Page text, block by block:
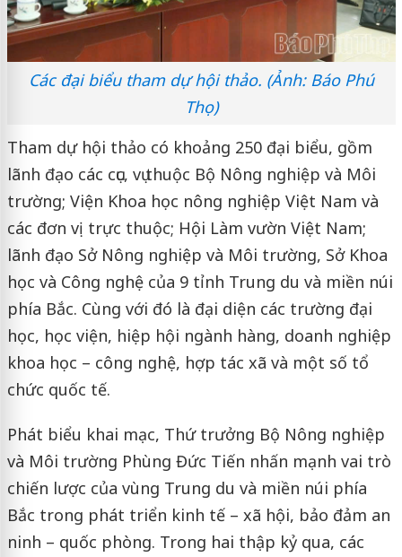
Các đại biểu tham dự hội thảo. (Ảnh: Báo Phú
Thọ)
Tham dự hội thảo có khoảng 250 đại biểu, gồm
lãnh đạo các cục, vụ thuộc Bộ Nông nghiệp và Môi
trường; Viện Khoa học nông nghiệp Việt Nam và
các đơn vị trực thuộc; Hội Làm vườn Việt Nam;
lãnh đạo Sở Nông nghiệp và Môi trường, Sở Khoa
học và Công nghệ của 9 tỉnh Trung du và miền núi
phía Bắc. Cùng với đó là đại diện các trường đại
học, học viện, hiệp hội ngành hàng, doanh nghiệp
khoa học – công nghệ, hợp tác xã và một số tổ
chức quốc tế.
Phát biểu khai mạc, Thứ trưởng Bộ Nông nghiệp
và Môi trường Phùng Đức Tiến nhấn mạnh vai trò
chiến lược của vùng Trung du và miền núi phía
Bắc trong phát triển kinh tế – xã hội, bảo đảm an
ninh – quốc phòng. Trong hai thập kỷ qua, các